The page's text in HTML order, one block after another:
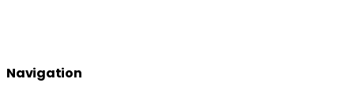
Navigation